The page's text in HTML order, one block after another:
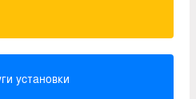
установки